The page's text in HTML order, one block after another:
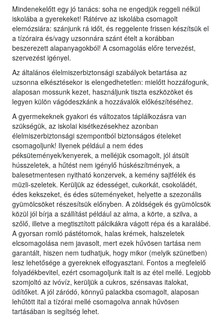
Mindenekelőtt egy jó tanács: soha ne engedjük reggeli nélkül
iskolába a gyerekeket! Rátérve az iskolába csomagolt
elemózsiára: szánjunk rá időt, és reggelente frissen készítsük el
a tízóraira és/vagy uzsonnára szánt ételt a korábban
beszerezett alapanyagokból! A csomagolás előre tervezést,
szervezést igényel.
Az általános élelmiszerbiztonsági szabályok betartása az
uzsonna elkésztésekor is elengedhetetlen: mielőtt hozzáfogunk,
alaposan mossunk kezet, használjunk tiszta eszközöket és
legyen külön vágódeszkánk a hozzávalók előkészítéséhez.
A gyermekeknek gyakori és változatos táplálkozásra van
szükségük, az iskolai kisétkezésekhez azonban
élelmiszerbiztonsági szempontból biztonságos ételeket
csomagoljunk! Ilyenek például a nem édes
péksütemények/kenyerek, a melléjük csomagolt, jól átsült
hússzeletek, a hűtést nem igénylő húskészítmények, a
balesetmentesen nyitható konzervek, a kemény sajtfélék és
müzli-szeletek. Kerüljük az édességet, cukorkát, csokoládét,
édes kekszeket, és édes süteményeket, helyette a szezonális
gyümölcsöket részesítsük előnyben. A zöldségek és gyümölcsök
közül jól bírja a szállítást például az alma, a körte, a szilva, a
szőlő, illetve a megtisztított pálcikákra vágott répa és a karalábé.
A gyorsan romló pástétomok, halas krémek, halszeletek
elcsomagolása nem javasolt, mert ezek hűvösen tartása nem
garantált, hiszen nem tudhatjuk, hogy mikor (melyik szünetben)
lesz lehetősége a gyereknek elfogyasztani. Fontos a megfelelő
folyadékbevitel, ezért csomagoljunk italt is az étel mellé. Legjobb
szomjoltó az ivóvíz, kerüljük a cukros, szénsavas italokat,
üdítőket. A jól záródó, könnyű palackba csomagolt, alaposan
lehűtött ital a tízórai mellé csomagolva annak hűvösen
tartásában is segítség lehet.